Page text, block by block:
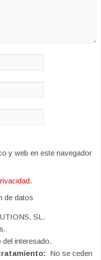
y web en este navegador
.
de datos
SL.
interesado.
No se ceden